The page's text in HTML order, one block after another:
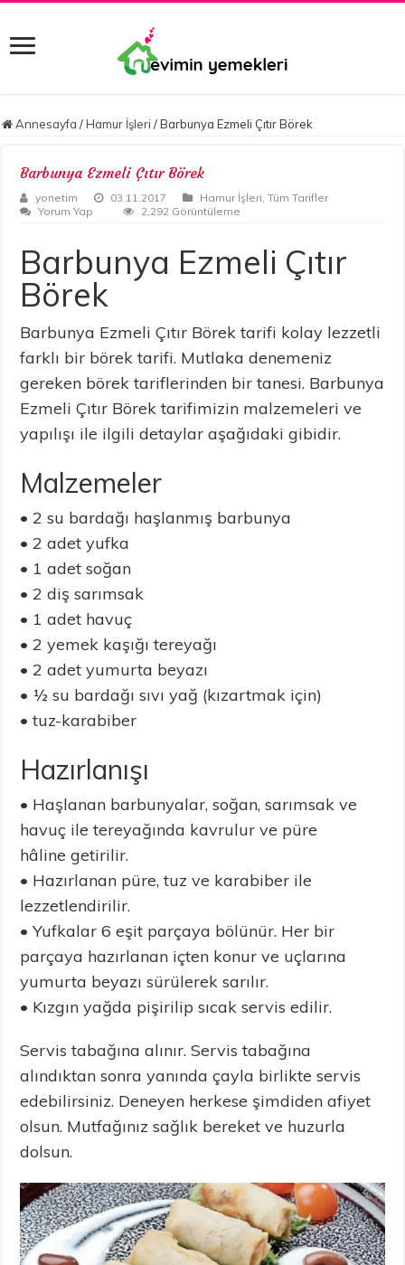
Annesayfa / Hamur İşleri / Barbunya Ezmeli Çıtır Börek
Barbunya Ezmeli Çıtır Börek
yonetim 03.11.2017 Hamur İşleri,Tüm Tarifler
Yorum Yap
2,292 Görüntüleme
Barbunya Ezmeli Çıtır
Börek
Barbunya Ezmeli Çıtır Börek tarifi kolay lezzetli
farklı bir börek tarifi. Mutlaka denemeniz
gereken börek tariflerinden bir tanesi. Barbunya
Ezmeli Çıtır Börek tarifimizin malzemeleri ve
yapılışı ile ilgili detaylar aşağıdaki gibidir.
Malzemeler
• 2 su bardağı haşlanmış barbunya
• 2 adet yufka
• 1 adet soğan
• 2 diş sarımsak
• 1 adet havuç
• 2 yemek kaşığı tereyağı
• 2 adet yumurta beyazı
• ½ su bardağı sıvı yağ (kızartmak için)
• tuz-karabiber
Hazırlanışı
• Haşlanan barbunyalar, soğan, sarımsak ve
havuç ile tereyağında kavrulur ve püre
hâline getirilir.
• Hazırlanan püre, tuz ve karabiber ile
lezzetlendirilir.
• Yufkalar 6 eşit parçaya bölünür. Her bir
parçaya hazırlanan içten konur ve uçlarına
yumurta beyazı sürülerek sarılır.
• Kızgın yağda pişirilip sıcak servis edilir.
Servis tabağına alınır. Servis tabağına
alındıktan sonra yanında çayla birlikte servis
edebilirsiniz. Deneyen herkese şimdiden afiyet
olsun. Mutfağınız sağlık bereket ve huzurla
dolsun.